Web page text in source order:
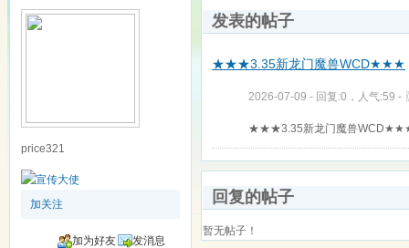
price321
加关注
加为好友
发消息
发表的帖子
★★★3.35新龙门魔兽WCD★★★
2026-07-09 - 回复:0，人气:59 -
★★★3.35新龙门魔兽
回复的帖子
暂无帖子！